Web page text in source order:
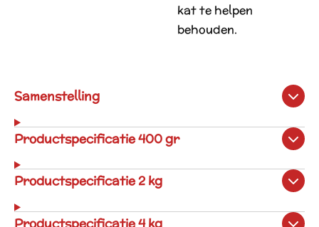
kat te helpen
behouden.
Samenstelling
Productspecificatie 400 gr
Productspecificatie 2 kg
Productspecificatie 4 kg